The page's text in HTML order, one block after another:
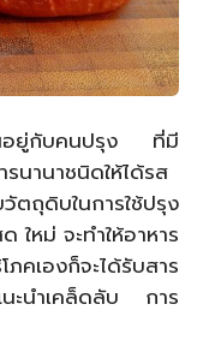
นอยู่กับคนปรุง ที่มี
นานาชนิดให้ได้รส
ตถุดิบในการใช้ปรุง
หม่ จะทำให้อาหาร
เองก็จะได้รับสาร
ะนำเคล็ดลับ การ